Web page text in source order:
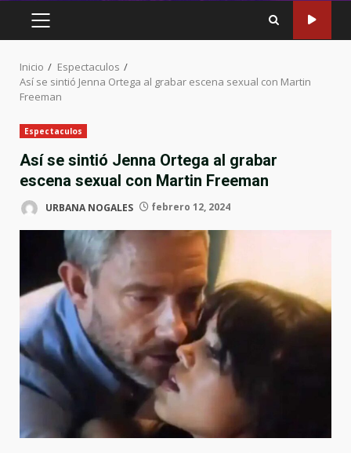
MENÚ
PRINCIPAL
Inicio
Espectaculos
Así se sintió Jenna Ortega al grabar escena sexual con Martin
Freeman
Espectaculos
Así se sintió Jenna Ortega al grabar
escena sexual con Martin Freeman
URBANA NOGALES febrero 12, 2024